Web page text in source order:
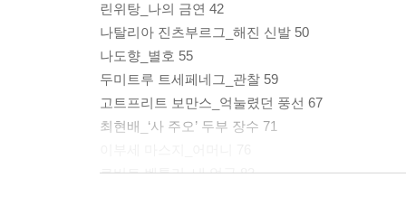
린위탕_나의 금연 42
나탈리아 진츠부르그_해진 신발 50
나도향_별호 55
두미트루 트세페네그_관찰 59
고트프리트 보만스_억눌렸던 풍선 67
최현배_‘사 주오’ 두부 장수 71
로버트 벤틀리_내 얼굴 83